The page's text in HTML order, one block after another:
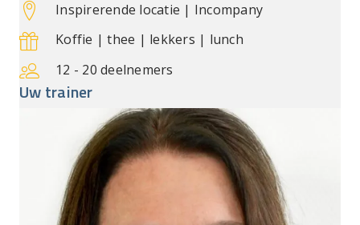
Inspirerende locatie | Incompany
Koffie | thee | lekkers | lunch
12 - 20 deelnemers
Uw trainer